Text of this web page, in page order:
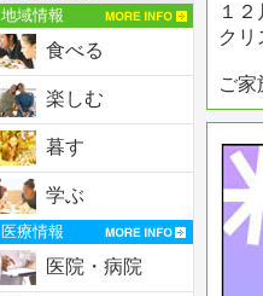
地域情報
食べる
楽しむ
暮す
学ぶ
医療情報
医院・病院
１
クリ
ご家